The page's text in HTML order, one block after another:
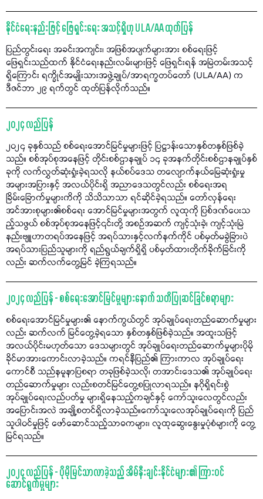
နိုင်ငံရေးနည်းဖြင့် ဖြေရှင်းရေး အသင့်ရှိဟု ULA/AA ထုတ်ပြန်
ပြည်တွင်းရေး အခင်းအကျင်း၊ အဖြစ်အပျက်များအား စစ်ရေးဖြင့်
ဖြေရှင်းသည်ထက် နိုင်ငံရေးနည်းလမ်းများဖြင့် ဖြေရှင်းရန် အမြဲတမ်းအသင့်
ရှိကြောင်း ရက္ခိုင်အမျိုးသားအဖွဲ့ချုပ်/အာရက္ခတပ်တော် (ULA/AA) က
ဒီဇင်ဘာ ၂၉ ရက်တွင် ထုတ်ပြန်လိုက်သည်။
၂၀၂၄ လည်ပြန်
၂၀၂၄ ခုနှစ်သည် စစ်ရေးအောင်မြင်မှုများဖြင့် ပြဋ္ဌာန်းသောနှစ်တနှစ်ဖြစ်ခဲ့
သည်။ စစ်အုပ်စုအနေဖြင့် တိုင်းစစ်ဌာနချုပ် ၁၄ ခုအနက်တိုင်းစစ်ဌာနချုပ်နှစ်
ခုကို လက်လွှတ်ဆုံးရှုံးခဲ့ရသလို နယ်စပ်ဒေသ တလျောက်နယ်မြေဆုံးရှုံးမှု
အများအပြားနှင့် အလယ်ပိုင်းရှိ အညာဒေသတွင်လည်း စစ်ရေးအရ
ခြိမ်းခြောက်မှုများကိကို သိသိသာသာ ရင်ဆိုင်ခဲ့ရသည်။ တော်လှန်ရေး
အင်အားစုများ၏စစ်ရေး အောင်မြင်မှုများအတွက် လူထုကို ပြစ်ဒဏ်ပေးသ
ည့်သဖွယ် စစ်အုပ်စုအနေဖြင့်၎င်းတို့ အစဉ်အဆက် ကျင့်သုံးခဲ့၊ ကျင့်သုံးမြဲ
နည်းဗျူဟာတရပ်အနေဖြင့် အရပ်သားနှင့်လက်နက်ကိုင် ပစ်မှတ်မခွဲခြားပဲ
အရပ်သားပြည်သူများကို ရည်ရွယ်ချက်ရှိရှိ ပစ်မှတ်ထားတိုက်ခိုက်ခြင်းကို
လည်း ဆက်လက်တွေ့မြင် ခဲ့ကြရသည်။
၂၀၂၄ လည်ပြန် - စစ်ရေးအောင်မြင်မှုများနောက် သတိပြုဆင်ခြင်စရာများ
စစ်ရေးအောင်မြင်မှုများ၏ နောက်ကွယ်တွင် အုပ်ချုပ်ရေးတည်ဆောက်မှုများ
လည်း ဆက်လက် မြင်တွေ့ခဲ့ရသော နှစ်တနှစ်ဖြစ်ခဲ့သည်။ အထူးသဖြင့်
အလယ်ပိုင်းမဟုတ်သော ဒေသများတွင် အုပ်ချုပ်ရေးတည်ဆောက်မှုများပိုမို
ခိုင်မာအားကောင်းလာခဲ့သည်။ ကရင်နီပြည်၏ ကြားကာလ အုပ်ချုပ်ရေး
ကောင်စီ သည်နမူနာပြစရာ တခုဖြစ်ခဲ့သလို၊ တအာင်းဒေသ၏ အုပ်ချုပ်ရေး
တည်ဆောက်မှုများ လည်းစတင်မြင်တွေ့စပြုလာရသည်။ နဂိုရှိရင်းစွဲ
အုပ်ချုပ်ရေးလည်ပတ်မှု များရှိနေသည့်ကချင်နှင့် ကော်သူးလေတွင်လည်း
အပြောင်းအလဲ အချို့စတင်ရှိလာခဲ့သည်။ကော်သူးလေအုပ်ချုပ်ရေးကို ပြည်
သူပါဝင်မှုဖြင့် ဖော်ဆောင်သည့်သာဓကများ၊ လူထုဆွေးနွေးမှုပုံစံများကို တွေ့
မြင်ရသည်။
၂၀၂၄ လည်ပြန် - ပိုမိုမြင်သာလာခဲ့သည့် အိမ်နီးချင်းနိုင်ငံများ၏ ကြားဝင်
ဆောင်ရွက်မှုများ